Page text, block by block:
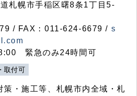
札幌市手稲区曙8条1丁目5-
/ FAX：011-624-6679 / s
緊急のみ24時間可
取付可
策・施工等、札幌市内全域・札